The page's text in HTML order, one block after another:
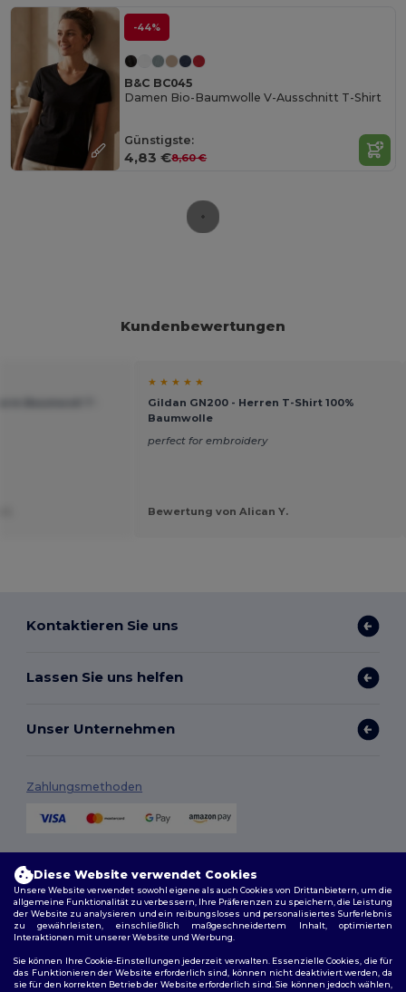
-44%
B&C BC045
Damen Bio-Baumwolle V-Ausschnitt T-Shirt
Günstigste:
4,83 €8,60 €
Kundenbewertungen
★ ★ ★ ★ ★
Gildan GN200 - Herren T-Shirt 100%
Baumwolle
perfect for embroidery
Bewertung von Alican Y.
Kontaktieren Sie uns
Lassen Sie uns helfen
Unser Unternehmen
Zahlungsmethoden
Diese Website verwendet Cookies
Unsere Website verwendet sowohl eigene als auch Cookies von Drittanbietern, um die
allgemeine Funktionalität zu verbessern, Ihre Präferenzen zu speichern, die Leistung
der Website zu analysieren und ein reibungsloses und personalisiertes Surferlebnis
zu gewährleisten, einschließlich maßgeschneidertem Inhalt, optimierten
Interaktionen mit unserer Website und Werbung.
Sie können Ihre Cookie-Einstellungen jederzeit verwalten. Essenzielle Cookies, die für
das Funktionieren der Website erforderlich sind, können nicht deaktiviert werden, da
sie für den korrekten Betrieb der Website erforderlich sind. Sie können jedoch wählen,